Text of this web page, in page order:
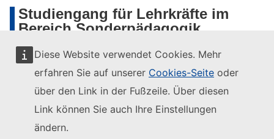
Diese Website verwendet Cookies. Mehr
erfahren Sie auf unserer Cookies-Seite oder
über den Link in der Fußzeile. Über diesen
Link können Sie auch Ihre Einstellungen
ändern.
Studiengang für Lehrkräfte im
Bereich Sonderpädagogik
Vertiefungsrichtung Schulische Heilpädagogik und
Heilpädagogische Früherziehung
Lehrdiplom für Regelklassen der Primarschule oder
Sekundarstufe I),
Diplom in Logopädie oder Psychomotoriktherapie auf
Bachelorstufe oder einen Bachelorabschluss in einem
verwandten Studienbereich.